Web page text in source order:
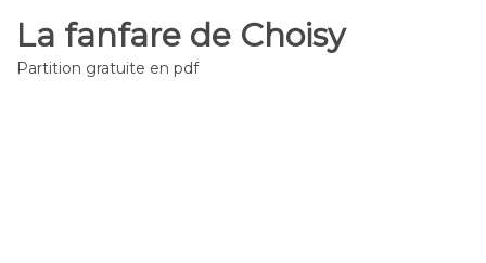
La fanfare de Choisy
Partition gratuite en pdf